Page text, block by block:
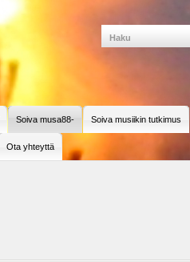
Soiva musa88- Soiva musiikin tutkimus
Ota yhteyttä